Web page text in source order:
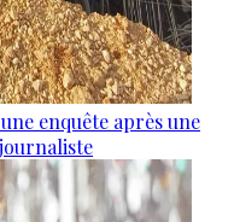
enquête après une